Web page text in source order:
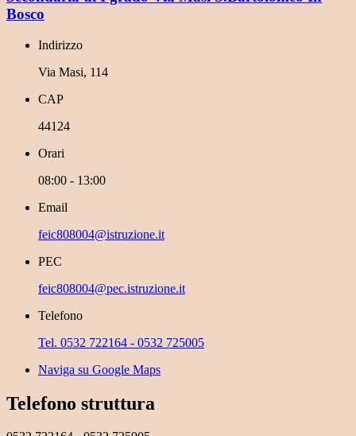
Bosco
Indirizzo
Via Masi, 114
CAP
44124
Orari
08:00 - 13:00
Email
feic808004@istruzione.it
PEC
feic808004@pec.istruzione.it
Telefono
Tel. 0532 722164 - 0532 725005
Naviga su Google Maps
Telefono struttura